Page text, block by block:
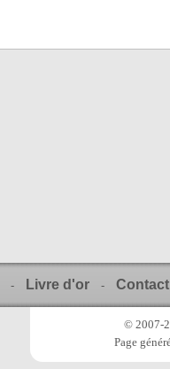
- Livre d'or - Contact
© 2007-
Page